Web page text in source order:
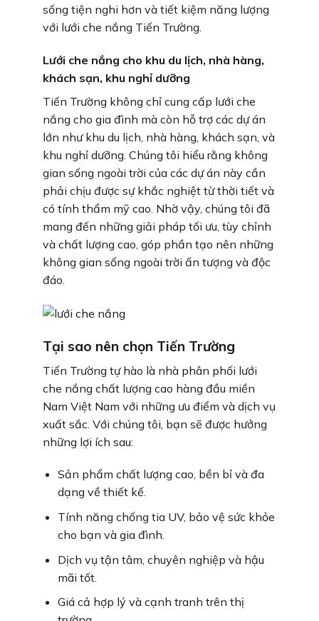
sống tiện nghi hơn và tiết kiệm năng lượng
với lưới che nắng Tiến Trường.
Lưới che nắng cho khu du lịch, nhà hàng,
khách sạn, khu nghỉ dưỡng
Tiến Trường không chỉ cung cấp lưới che
nắng cho gia đình mà còn hỗ trợ các dự án
lớn như khu du lịch, nhà hàng, khách sạn, và
khu nghỉ dưỡng. Chúng tôi hiểu rằng không
gian sống ngoài trời của các dự án này cần
phải chịu được sự khắc nghiệt từ thời tiết và
có tính thẩm mỹ cao. Nhờ vậy, chúng tôi đã
mang đến những giải pháp tối ưu, tùy chỉnh
và chất lượng cao, góp phần tạo nên những
không gian sống ngoài trời ấn tượng và độc
đáo.
Tại sao nên chọn Tiến Trường
Tiến Trường tự hào là nhà phân phối lưới
che nắng chất lượng cao hàng đầu miền
Nam Việt Nam với những ưu điểm và dịch vụ
xuất sắc. Với chúng tôi, bạn sẽ được hưởng
những lợi ích sau:
Sản phẩm chất lượng cao, bền bỉ và đa
dạng về thiết kế.
Tính năng chống tia UV, bảo vệ sức khỏe
cho bạn và gia đình.
Dịch vụ tận tâm, chuyên nghiệp và hậu
mãi tốt.
Giá cả hợp lý và cạnh tranh trên thị